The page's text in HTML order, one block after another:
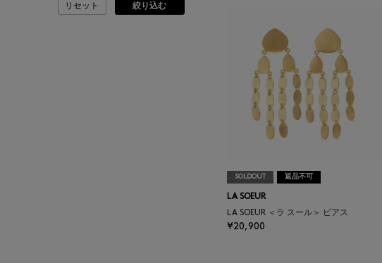
ATELIER AMBOISE
リセット 絞り込む
SOLDOUT 返品不可
LA SOEUR
LA SOEUR ＜ラ スール＞ ピアス
¥20,900